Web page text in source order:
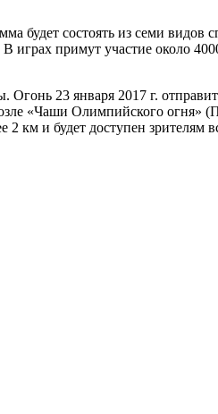
будет состоять из семи видов
играх примут участие около
23 января 2017 г.
«Чаши Олимпийского огня»
км и будет доступен зрителям